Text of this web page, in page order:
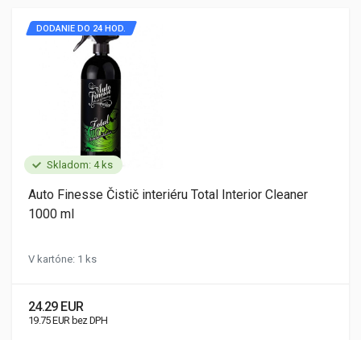
Skladom: 4 ks
DODANIE DO 24 HOD.
Auto Finesse Čistič interiéru Total Interior Cleaner
1000 ml
V kartóne: 1 ks
24.29 EUR
19.75 EUR bez DPH